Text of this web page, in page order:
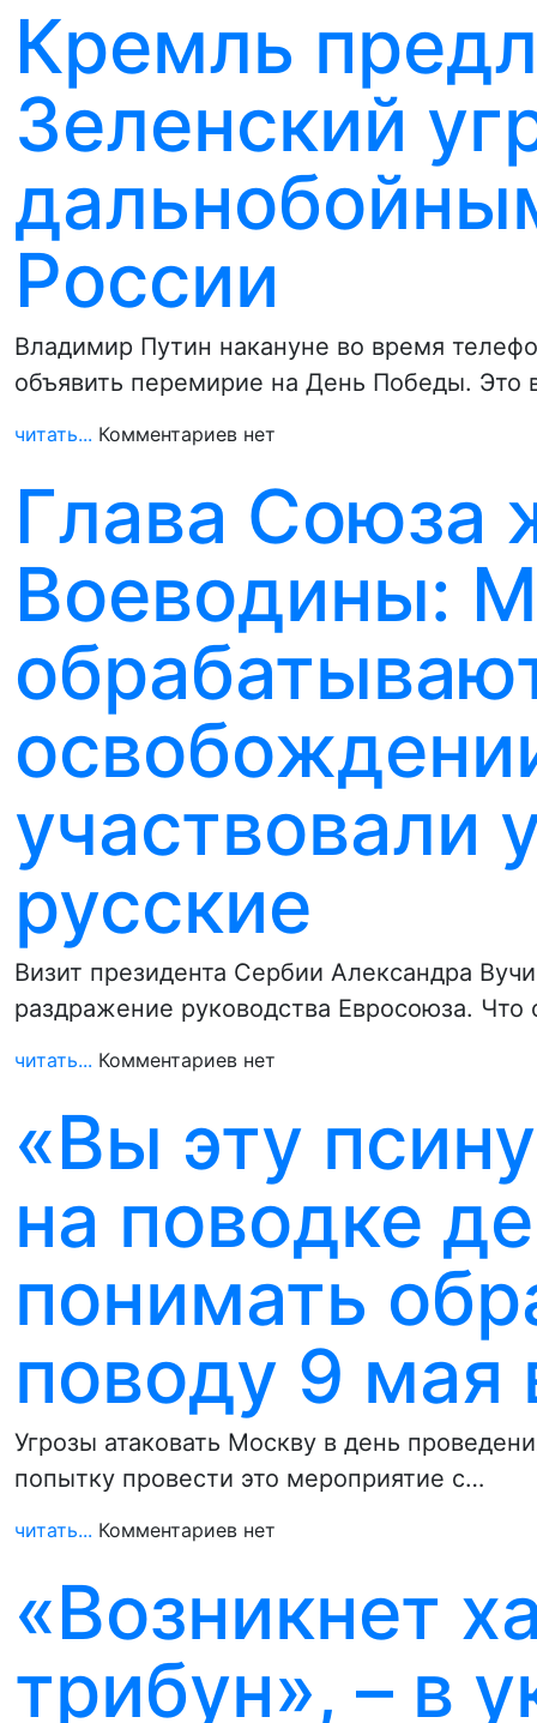
Кремль
Зеленский
России
Владимир Путин накануне во время
объявить перемирие на День Победы. Это
читать... Комментариев нет
Глава Союза
Воеводины:
участвовали
русские
Визит президента Сербии Александра
раздражение руководства Евросоюза. Что
читать... Комментариев нет
«Вы эту
на поводке
понимать
поводу 9 мая
Угрозы атаковать Москву в день
попытку провести это мероприятие с…
читать... Комментариев нет
«Возникнет
трибун», – в